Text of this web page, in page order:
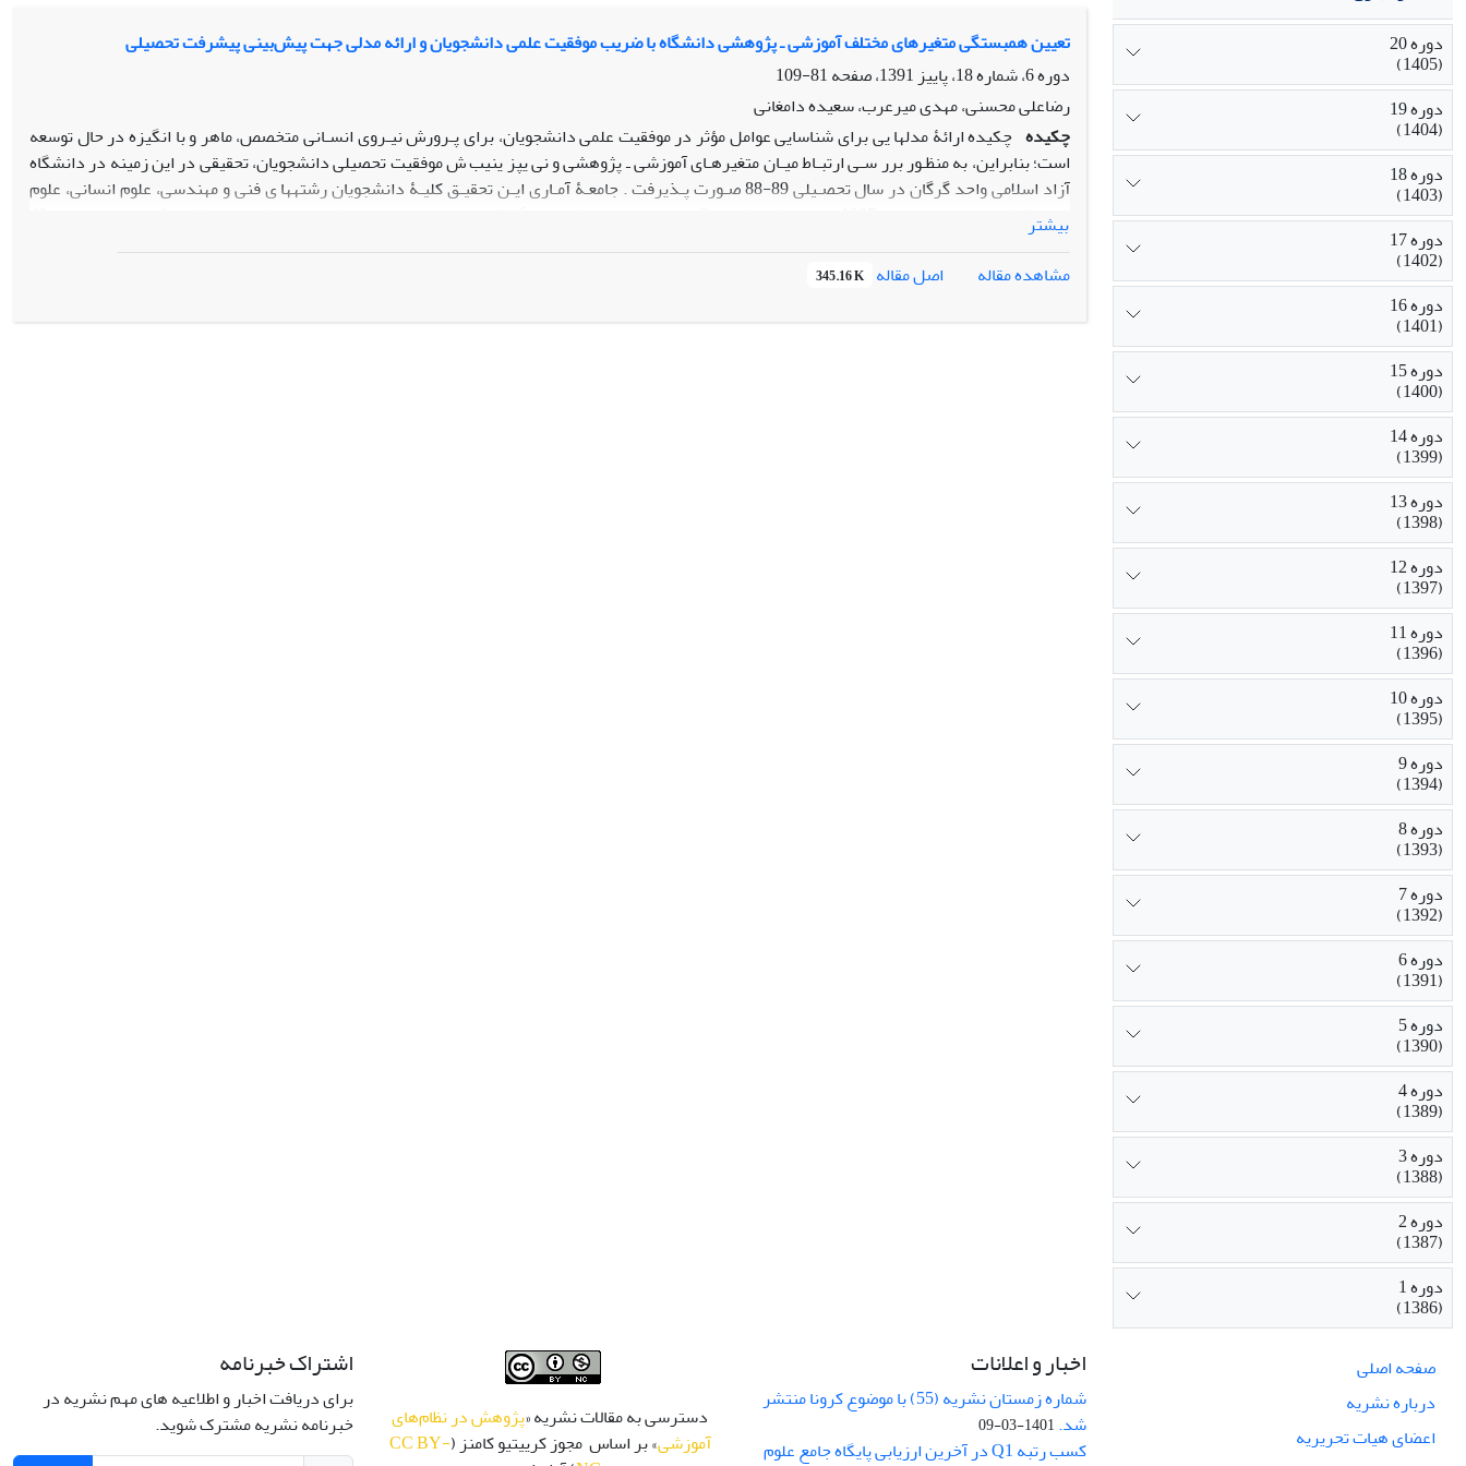
موفقیت تحصیلی وجود داشت در حالی که ارتباط معنیداری بین متغیر جنسیت و موفقیت
تحصیلی مشاهده نگردید.
تعیین همبستگی متغیرهای مختلف آموزشی ـ پژوهشی دانشگاه با ضریب موفقیت علمی دانشجویان و ارائه مدلی جهت پیش‌بینی پیشرفت تحصیلی
دوره 6، شماره 18، پاییز 1391، صفحه
81-109
رضاعلی محسنی، مهدی میرعرب، سعیده دامغانی
چکیده چکیده ارائۀ مدلها یی برای شناسایی عوامل مؤثر در موفقیت علمی دانشجویان، برای پـرورش نیـروی انسـانی متخصص، ماهر و با انگیزه در حال توسعه
است؛ بنابراین، به منظـور برر سـی ارتبـاط میـان متغیرهـای آموزشی ـ پژوهشی و نی یپز ینیب ش موفقیت تحصیلی دانشجویان، تحقیقی در این زمینه در دانشگاه
آزاد اسلامی واحد گرگان در سال تحصـیلی 89-88 صـورت پـذیرفت . جامعـۀ آمـاری ایـن تحقیـق کلیـۀ دانشجویان رشتهها ی فنی و مهندسی، علوم انسانی، علوم
سؤال در ها نهیزم ی مختلف استفاده شد و پایـایی و روایـی آن مـورد تأییـد قـرار گرفـت . ها داده ی مربوط به متغیرهای آموزشی و پژوهشی از ها معاونت ی
و برادر دارای مدرک دانشگاهی، تحصیلات مادر، امکانات رفاهی و نقش استاد در یپ ینیب ش موفقیت دانشجویان نقش کلیدی را دارا هستند. برای تعیین ارتباط
میـان متغیرهـای علمـی مختلف دانشگاهی، با نسبت موفقیت تحصیلی دانشجویان ضرایب همبستگی محاسبه شد که به ترتیـب بالاترین مقدار ضریب شامل:
بیشتر
مشاهده مقاله
اصل مقاله 345.16 K
دوره 20
(1405)
دوره 19
(1404)
دوره 18
(1403)
دوره 17
(1402)
دوره 16
(1401)
دوره 15
(1400)
دوره 14
(1399)
دوره 13
(1398)
دوره 12
(1397)
دوره 11
(1396)
دوره 10
(1395)
دوره 9
(1394)
دوره 8
(1393)
دوره 7
(1392)
دوره 6
(1391)
دوره 5
(1390)
دوره 4
(1389)
دوره 3
(1388)
دوره 2
(1387)
دوره 1
(1386)
صفحه اصلی
درباره نشریه
اعضای هیات تحریریه
اخبار و اعلانات
شماره زمستان نشریه (55) با موضوع کرونا منتشر
شد.1401-03-09
کسب رتبه Q1 در آخرین ارزیابی پایگاه جامع علوم
دسترسی به مقالات نشریه «پژوهش در نظام‌های
آموزشی» بر اساس مجوز کرییتیو کامنز (CC BY-
اشتراک خبرنامه
برای دریافت اخبار و اطلاعیه های مهم نشریه در
خبرنامه نشریه مشترک شوید.